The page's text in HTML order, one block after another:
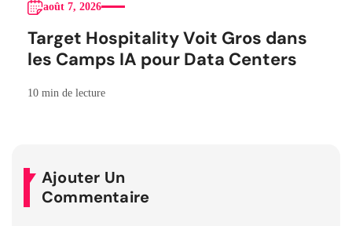
août 7, 2026
Target Hospitality Voit Gros dans
les Camps IA pour Data Centers
10 min de lecture
Ajouter Un
Commentaire